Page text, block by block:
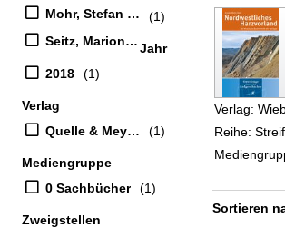
Mohr, Stefan (Verfasser)
Seitz, Marion (Verfasser)
(1)
Jahr
2018
(1)
Verlag
Quelle & Meyer Verlag
(1)
Mediengruppe
0 Sachbücher
(1)
Zweigstellen
Zu den
Verlag:
Reihe:
Zu den
Sortieren